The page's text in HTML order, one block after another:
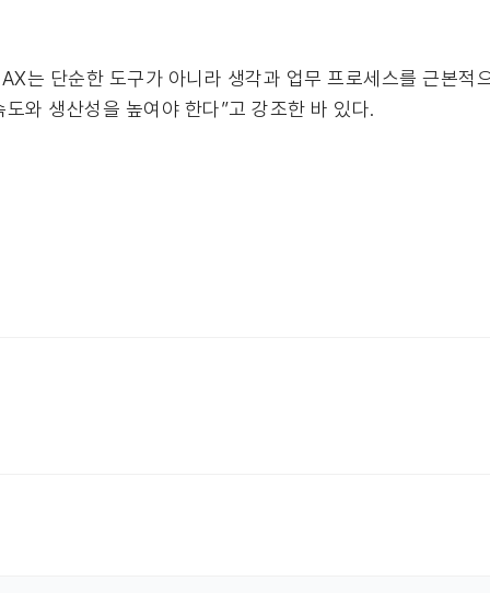
는 단순한 도구가 아니라 생각과 업무 프로세스를 근본적
와 생산성을 높여야 한다”고 강조한 바 있다.